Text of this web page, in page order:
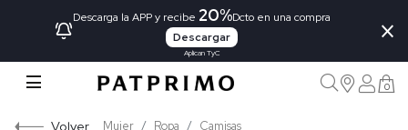
Descarga la APP y recibe 20%Dcto en una compra
Descargar
Aplican TyC
×
0
Volver Mujer Ropa Camisas